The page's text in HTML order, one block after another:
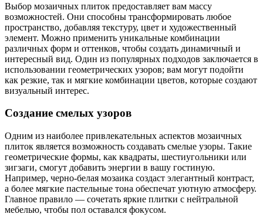
Выбор мозаичных плиток предоставляет вам массу
возможностей. Они способны трансформировать любое
пространство, добавляя текстуру, цвет и художественный
элемент. Можно применить уникальные комбинации
различных форм и оттенков, чтобы создать динамичный и
интересный вид. Один из популярных подходов заключается в
использовании геометрических узоров; вам могут подойти
как резкие, так и мягкие комбинации цветов, которые создают
визуальный интерес.
Создание смелых узоров
Одним из наиболее привлекательных аспектов мозаичных
плиток является возможность создавать смелые узоры. Такие
геометрические формы, как квадраты, шестиугольники или
зигзаги, смогут добавить энергии в вашу гостиную.
Например, черно-белая мозаика создаст элегантный контраст,
а более мягкие пастельные тона обеспечат уютную атмосферу.
Главное правило — сочетать яркие плитки с нейтральной
мебелью, чтобы пол оставался фокусом.